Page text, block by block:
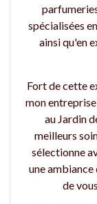
spécialisées
ainsi qu'en
Fort de cette
mon
au Jardin
meilleurs
sélectionne
une
de